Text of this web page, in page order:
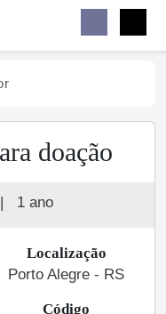
doação
| 1 ano
Localização
Porto Alegre - RS
Código